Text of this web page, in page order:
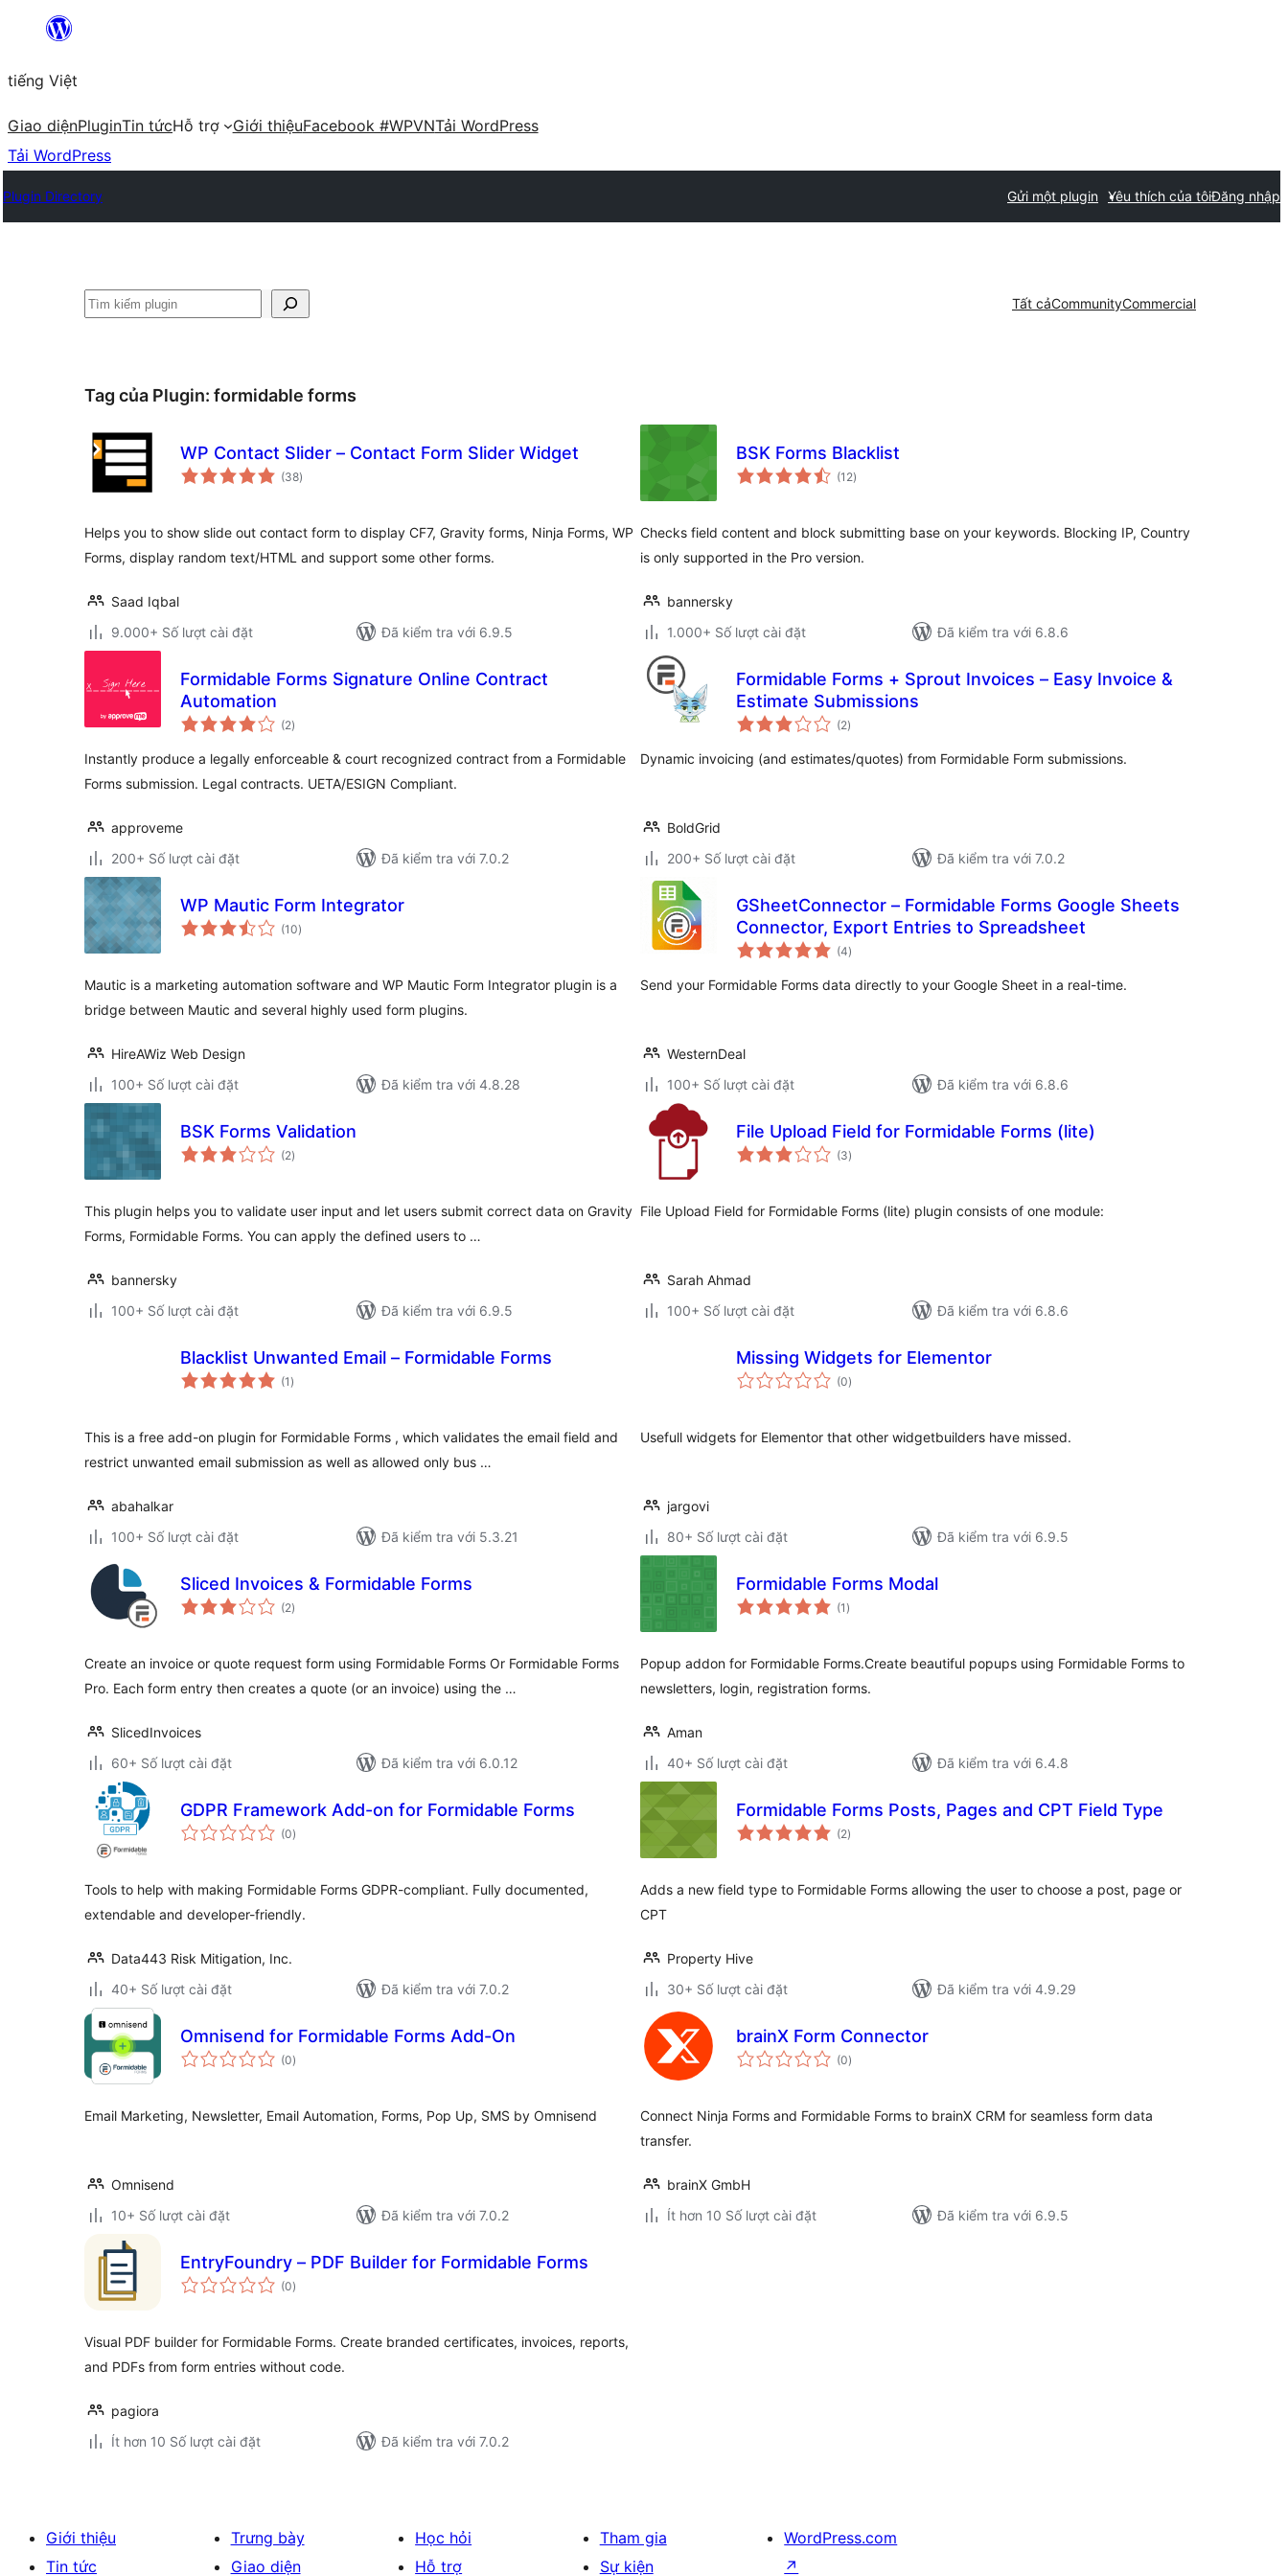
Chuyển
phần
nội
dung
tiếng Việt
Giao diệnPluginTin tứcHỗ trợ Giới thiệuFacebook #WPVNTải WordPress
Tải WordPress
Plugin Directory Gửi một plugin Yêu thích của tôiĐăng nhập
Tìm
Tất cảCommunityCommercial
Tag của Plugin: formidable forms
WP Contact Slider – Contact Form Slider Widget
(38tổng
đánh
)
Helps you to show slide out contact form to display CF7, Gravity forms, Ninja Forms, WP
Forms, display random text/HTML and support some other forms.
Saad Iqbal
9.000+ Số lượt cài đặt
Đã kiểm tra với 6.9.5
BSK Forms Blacklist
(12tổng
đánh
)
Checks field content and block submitting base on your keywords. Blocking IP, Country
is only supported in the Pro version.
bannersky
1.000+ Số lượt cài đặt
Đã kiểm tra với 6.8.6
Formidable Forms Signature Online Contract
Automation
(2tổng
đánh
)
Instantly produce a legally enforceable & court recognized contract from a Formidable
Forms submission. Legal contracts. UETA/ESIGN Compliant.
approveme
200+ Số lượt cài đặt
Đã kiểm tra với 7.0.2
Formidable Forms + Sprout Invoices – Easy Invoice &
Estimate Submissions
(2tổng
đánh
)
Dynamic invoicing (and estimates/quotes) from Formidable Form submissions.
BoldGrid
200+ Số lượt cài đặt
Đã kiểm tra với 7.0.2
WP Mautic Form Integrator
(10tổng
đánh
)
Mautic is a marketing automation software and WP Mautic Form Integrator plugin is a
bridge between Mautic and several highly used form plugins.
HireAWiz Web Design
100+ Số lượt cài đặt
Đã kiểm tra với 4.8.28
GSheetConnector – Formidable Forms Google Sheets
Connector, Export Entries to Spreadsheet
(4tổng
đánh
)
Send your Formidable Forms data directly to your Google Sheet in a real-time.
WesternDeal
100+ Số lượt cài đặt
Đã kiểm tra với 6.8.6
BSK Forms Validation
(2tổng
đánh
)
This plugin helps you to validate user input and let users submit correct data on Gravity
Forms, Formidable Forms. You can apply the defined users to …
bannersky
100+ Số lượt cài đặt
Đã kiểm tra với 6.9.5
File Upload Field for Formidable Forms (lite)
(3tổng
đánh
)
File Upload Field for Formidable Forms (lite) plugin consists of one module:
Sarah Ahmad
100+ Số lượt cài đặt
Đã kiểm tra với 6.8.6
Blacklist Unwanted Email – Formidable Forms
(1 tổng
đánh
)
This is a free add-on plugin for Formidable Forms , which validates the email field and
restrict unwanted email submission as well as allowed only bus …
abahalkar
100+ Số lượt cài đặt
Đã kiểm tra với 5.3.21
Missing Widgets for Elementor
(0tổng
đánh
)
Usefull widgets for Elementor that other widgetbuilders have missed.
jargovi
80+ Số lượt cài đặt
Đã kiểm tra với 6.9.5
Sliced Invoices & Formidable Forms
(2tổng
đánh
)
Create an invoice or quote request form using Formidable Forms Or Formidable Forms
Pro. Each form entry then creates a quote (or an invoice) using the …
SlicedInvoices
60+ Số lượt cài đặt
Đã kiểm tra với 6.0.12
Formidable Forms Modal
(1 tổng
đánh
)
Popup addon for Formidable Forms.Create beautiful popups using Formidable Forms to
newsletters, login, registration forms.
Aman
40+ Số lượt cài đặt
Đã kiểm tra với 6.4.8
GDPR Framework Add-on for Formidable Forms
(0tổng
đánh
)
Tools to help with making Formidable Forms GDPR-compliant. Fully documented,
extendable and developer-friendly.
Data443 Risk Mitigation, Inc.
40+ Số lượt cài đặt
Đã kiểm tra với 7.0.2
Formidable Forms Posts, Pages and CPT Field Type
(2tổng
đánh
)
Adds a new field type to Formidable Forms allowing the user to choose a post, page or
CPT
Property Hive
30+ Số lượt cài đặt
Đã kiểm tra với 4.9.29
Omnisend for Formidable Forms Add-On
(0tổng
đánh
)
Email Marketing, Newsletter, Email Automation, Forms, Pop Up, SMS by Omnisend
Omnisend
10+ Số lượt cài đặt
Đã kiểm tra với 7.0.2
brainX Form Connector
(0tổng
đánh
)
Connect Ninja Forms and Formidable Forms to brainX CRM for seamless form data
transfer.
brainX GmbH
Ít hơn 10 Số lượt cài đặt
Đã kiểm tra với 6.9.5
EntryFoundry – PDF Builder for Formidable Forms
(0tổng
đánh
)
Visual PDF builder for Formidable Forms. Create branded certificates, invoices, reports,
and PDFs from form entries without code.
pagiora
Ít hơn 10 Số lượt cài đặt
Đã kiểm tra với 7.0.2
Giới thiệu
Tin tức
Trưng bày
Giao diện
Học hỏi
Hỗ trợ
Tham gia
Sự kiện
WordPress.com
↗